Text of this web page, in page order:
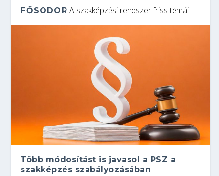
FŐSODOR A szakképzési rendszer friss témái
Több módosítást is javasol a PSZ a
szakképzés szabályozásában